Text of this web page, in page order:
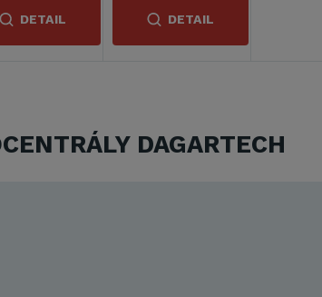
DETAIL DETAIL
DAGARTECH